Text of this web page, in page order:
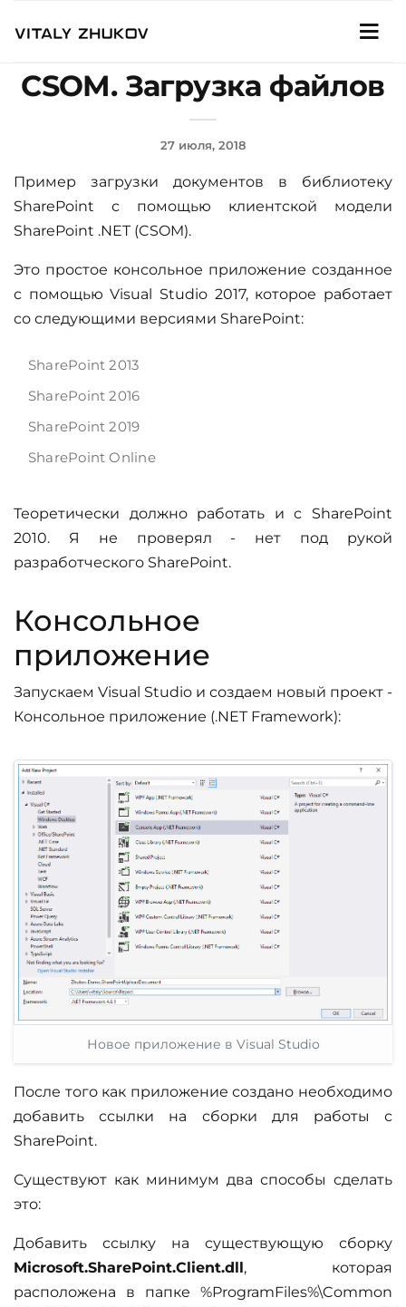
CSOM. Загрузка файлов
27 июля, 2018
Пример загрузки документов в библиотеку
SharePoint с помощью клиентской модели
SharePoint .NET (CSOM).
Это простое консольное приложение созданное
с помощью Visual Studio 2017, которое работает
со следующими версиями SharePoint:
SharePoint 2013
SharePoint 2016
SharePoint 2019
SharePoint Online
Теоретически должно работать и с SharePoint
2010. Я не проверял - нет под рукой
разработческого SharePoint.
Консольное
приложение
Запускаем Visual Studio и создаем новый проект -
Консольное приложение (.NET Framework):
Новое приложение в Visual Studio
После того как приложение создано необходимо
добавить ссылки на сборки для работы с
SharePoint.
Существуют как минимум два способы сделать
это:
Добавить ссылку на существующую сборку
Microsoft.SharePoint.Client.dll, которая
расположена в папке %ProgramFiles%\Common